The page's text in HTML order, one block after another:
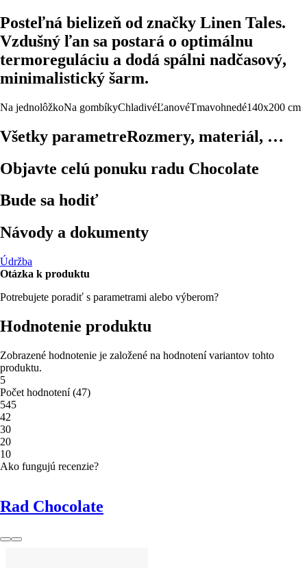
Posteľná bielizeň od značky Linen Tales.
Vzdušný ľan sa postará o optimálnu
termoreguláciu a dodá spálni nadčasový,
minimalistický šarm.
Na jednolôžkoNa gombíkyChladivéĽanovéTmavohnedé140x200 cm
Všetky parametreRozmery, materiál, …
Objavte celú ponuku radu Chocolate
Bude sa hodiť
Návody a dokumenty
Údržba
Otázka k produktu
Potrebujete poradiť s parametrami alebo výberom?
Hodnotenie produktu
Zobrazené hodnotenie je založené na hodnotení variantov tohto
produktu.
5
Počet hodnotení(47)
545
42
30
20
10
Ako fungujú recenzie?
Rad Chocolate